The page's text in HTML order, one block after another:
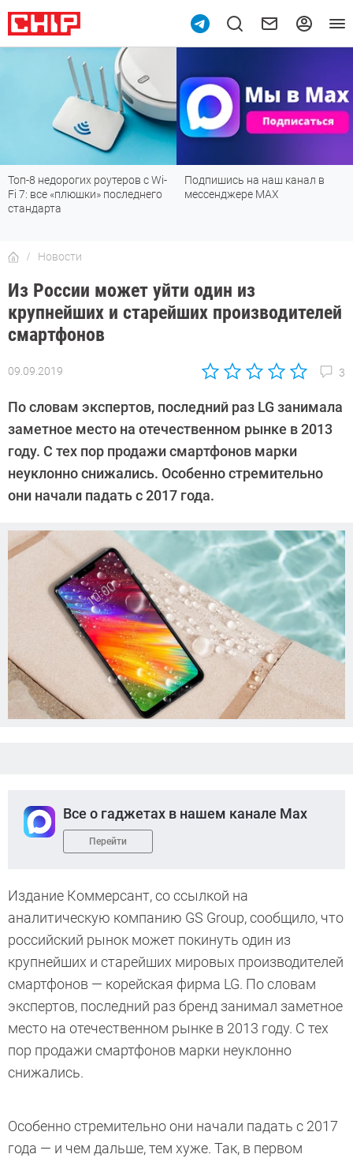
Топ-8 недорогих роутеров с Wi-
Fi 7: все «плюшки» последнего
стандарта
Подпишись на наш канал в
мессенджере МАХ
Новости
Из России может уйти один из
крупнейших и старейших производителей
смартфонов
09.09.2019 3
Автор:
Кошик
По словам экспертов, последний раз LG занимала
заметное место на отечественном рынке в 2013
году. С тех пор продажи смартфонов марки
неуклонно снижались. Особенно стремительно
они начали падать с 2017 года.
Все о гаджетах в нашем канале Max
Перейти
Издание Коммерсант, со ссылкой на
аналитическую компанию GS Group, сообщило, что
российский рынок может покинуть один из
крупнейших и старейших мировых производителей
смартфонов — корейская фирма LG. По словам
экспертов, последний раз бренд занимал заметное
место на отечественном рынке в 2013 году. С тех
пор продажи смартфонов марки неуклонно
снижались.
Особенно стремительно они начали падать с 2017
года — и чем дальше, тем хуже. Так, в первом